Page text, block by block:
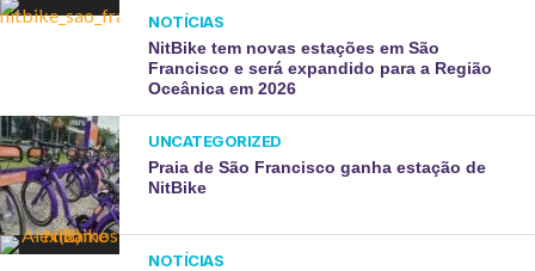
NOTÍCIAS
NitBike tem novas estações em São
Francisco e será expandido para a Região
Oceânica em 2026
UNCATEGORIZED
Praia de São Francisco ganha estação de
NitBike
NOTÍCIAS